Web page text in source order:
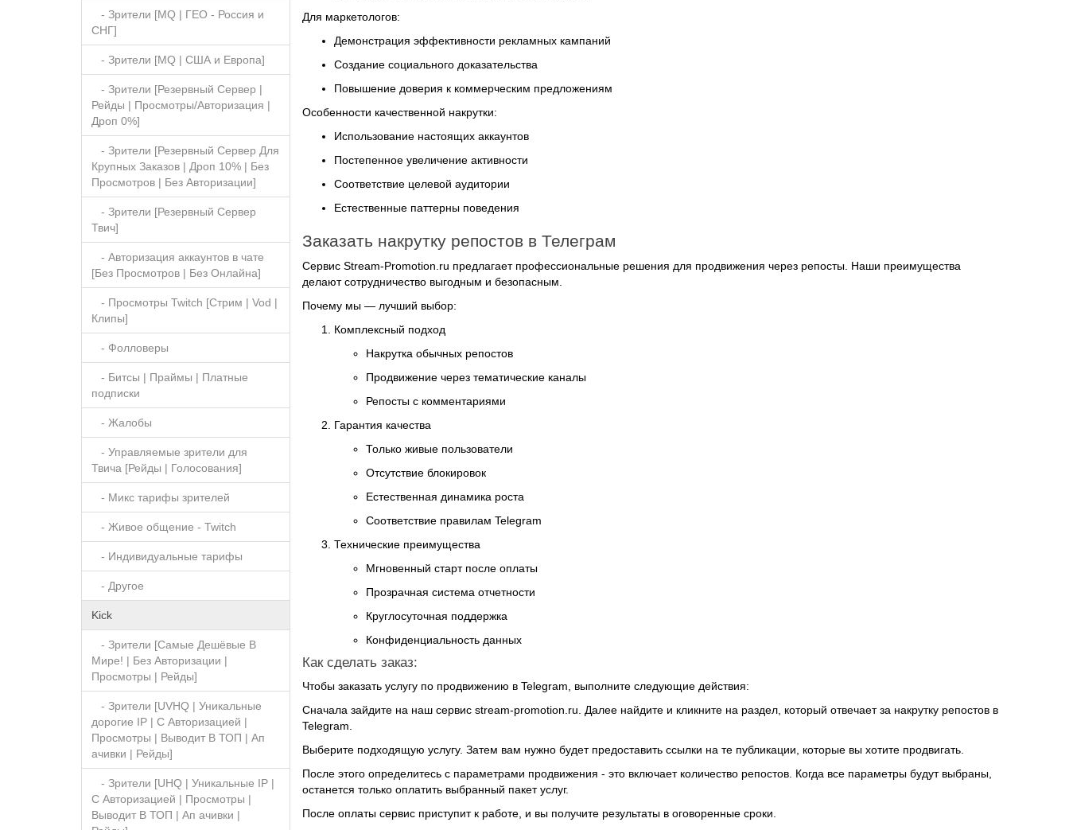
- Зрители [MQ | ГЕО - Россия и
СНГ]
- Зрители [MQ | США и Европа]
- Зрители [Резервный Сервер |
Рейды | Просмотры/Авторизация |
Дроп 0%]
- Зрители [Резервный Сервер Для
Крупных Заказов | Дроп 10% | Без
Просмотров | Без Авторизации]
- Зрители [Резервный Сервер
Твич]
- Авторизация аккаунтов в чате
[Без Просмотров | Без Онлайна]
- Просмотры Twitch [Стрим | Vod |
Клипы]
- Фолловеры
- Битсы | Праймы | Платные
подписки
- Жалобы
- Управляемые зрители для
Твича [Рейды | Голосования]
- Микс тарифы зрителей
- Живое общение - Twitch
- Индивидуальные тарифы
- Другое
Kick
- Зрители [Самые Дешёвые В
Мире! | Без Авторизации |
Просмотры | Рейды]
- Зрители [UVHQ | Уникальные
дорогие IP | С Авторизацией |
Просмотры | Выводит В ТОП | Ап
ачивки | Рейды]
- Зрители [UHQ | Уникальные IP |
С Авторизацией | Просмотры |
Выводит В ТОП | Ап ачивки |
Для маркетологов:
Демонстрация эффективности рекламных кампаний
Создание социального доказательства
Повышение доверия к коммерческим предложениям
Особенности качественной накрутки:
Использование настоящих аккаунтов
Постепенное увеличение активности
Соответствие целевой аудитории
Естественные паттерны поведения
Заказать накрутку репостов в Телеграм
Сервис Stream-Promotion.ru предлагает профессиональные решения для продвижения через репосты. Наши преимущества
делают сотрудничество выгодным и безопасным.
Почему мы — лучший выбор:
Комплексный подход
Накрутка обычных репостов
Продвижение через тематические каналы
Репосты с комментариями
Гарантия качества
Только живые пользователи
Отсутствие блокировок
Естественная динамика роста
Соответствие правилам Telegram
Технические преимущества
Мгновенный старт после оплаты
Прозрачная система отчетности
Круглосуточная поддержка
Конфиденциальность данных
Как сделать заказ:
Чтобы заказать услугу по продвижению в Telegram, выполните следующие действия:
Сначала зайдите на наш сервис stream-promotion.ru . Далее найдите и кликните на раздел, который отвечает за накрутку репостов в
Telegram.
Выберите подходящую услугу. Затем вам нужно будет предоставить ссылки на те публикации, которые вы хотите продвигать.
После этого определитесь с параметрами продвижения - это включает количество репостов. Когда все параметры будут выбраны,
останется только оплатить выбранный пакет услуг.
После оплаты сервис приступит к работе, и вы получите результаты в оговоренные сроки.